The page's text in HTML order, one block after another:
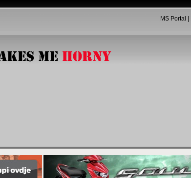
MS Portal